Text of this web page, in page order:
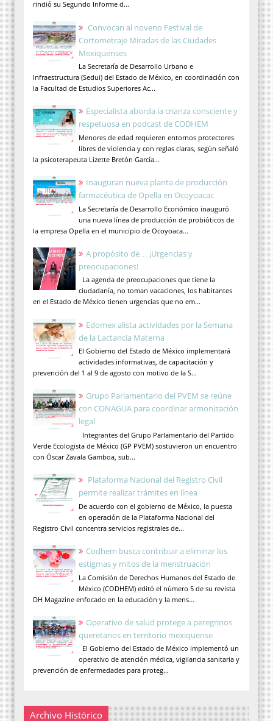
rindió su Segundo Informe d...
Convocan al noveno Festival de
Cortometraje Miradas de las Ciudades
Mexiquenses
La Secretaría de Desarrollo Urbano e
Infraestructura (Sedui) del Estado de México, en coordinación con
la Facultad de Estudios Superiores Ac...
Especialista aborda la crianza consciente y
respetuosa en podcast de CODHEM
Menores de edad requieren entornos protectores
libres de violencia y con reglas claras, según señaló
la psicoterapeuta Lizette Bretón García...
Inauguran nueva planta de producción
farmacéutica de Opella en Ocoyoacac
La Secretaría de Desarrollo Económico inauguró
una nueva línea de producción de probióticos de
la empresa Opella en el municipio de Ocoyoaca...
A propósito de… ¡Urgencias y
preocupaciones!
La agenda de preocupaciones que tiene la
ciudadanía, no toman vacaciones, los habitantes
en el Estado de México tienen urgencias que no em...
Edomex alista actividades por la Semana
de la Lactancia Materna
El Gobierno del Estado de México implementará
actividades informativas, de capacitación y
prevención del 1 al 9 de agosto con motivo de la S...
Grupo Parlamentario del PVEM se reúne
con CONAGUA para coordinar armonización
legal
Integrantes del Grupo Parlamentario del Partido
Verde Ecologista de México (GP PVEM) sostuvieron un encuentro
con Óscar Zavala Gamboa, sub...
Plataforma Nacional del Registro Civil
permite realizar trámites en línea
De acuerdo con el gobierno de México, la puesta
en operación de la Plataforma Nacional del
Registro Civil concentra servicios registrales de...
Codhem busca contribuir a eliminar los
estigmas y mitos de la menstruación
La Comisión de Derechos Humanos del Estado de
México (CODHEM) editó el número 5 de su revista
DH Magazine enfocado en la educación y la mens...
Operativo de salud protege a peregrinos
queretanos en territorio mexiquense
El Gobierno del Estado de México implementó un
operativo de atención médica, vigilancia sanitaria y
prevención de enfermedades para proteg...
Archivo Histórico